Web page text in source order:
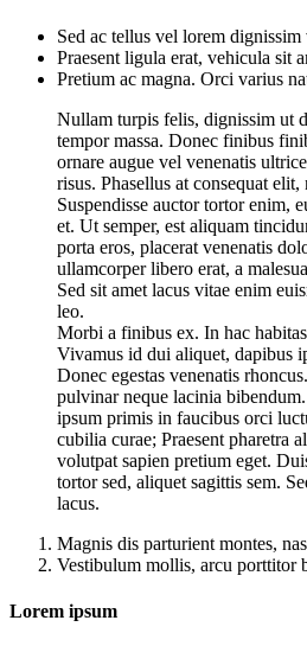
Sed ac tellus vel lorem dignissim
Praesent ligula erat, vehicula sit
Pretium ac magna. Orci varius
Nullam turpis felis, dignissim ut
tempor massa. Donec finibus
ornare augue vel venenatis
risus. Phasellus at consequat
Suspendisse auctor tortor enim,
et. Ut semper, est aliquam
porta eros, placerat venenatis
ullamcorper libero erat, a
Sed sit amet lacus vitae enim
leo.
Morbi a finibus ex. In hac
Vivamus id dui aliquet, dapibus
Donec egestas venenatis
pulvinar neque lacinia
ipsum primis in faucibus orci
cubilia curae; Praesent pharetra
volutpat sapien pretium eget.
tortor sed, aliquet sagittis sem.
lacus.
Magnis dis parturient montes,
Vestibulum mollis, arcu porttitor
Lorem ipsum